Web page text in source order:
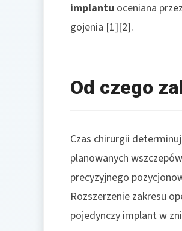
implantu oceniana
gojenia [1][2].
Od czego
Czas chirurgii
planowanych
precyzyjnego
Rozszerzenie zakresu
pojedynczy implant w